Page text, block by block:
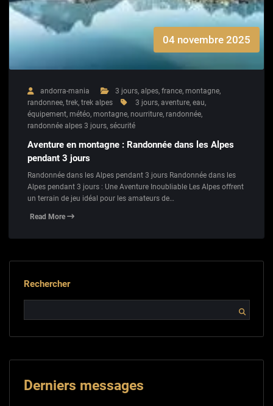
04 novembre 2025
andorra-mania 3 jours, alpes, france, montagne,
randonnee, trek, trek alpes 3 jours, aventure, eau,
équipement, météo, montagne, nourriture, randonnée,
randonnée alpes 3 jours, sécurité
Aventure en montagne : Randonnée dans les Alpes
pendant 3 jours
Randonnée dans les Alpes pendant 3 jours Randonnée dans les
Alpes pendant 3 jours : Une Aventure Inoubliable Les Alpes offrent
un terrain de jeu idéal pour les amateurs de…
Read More
Rechercher
Derniers messages